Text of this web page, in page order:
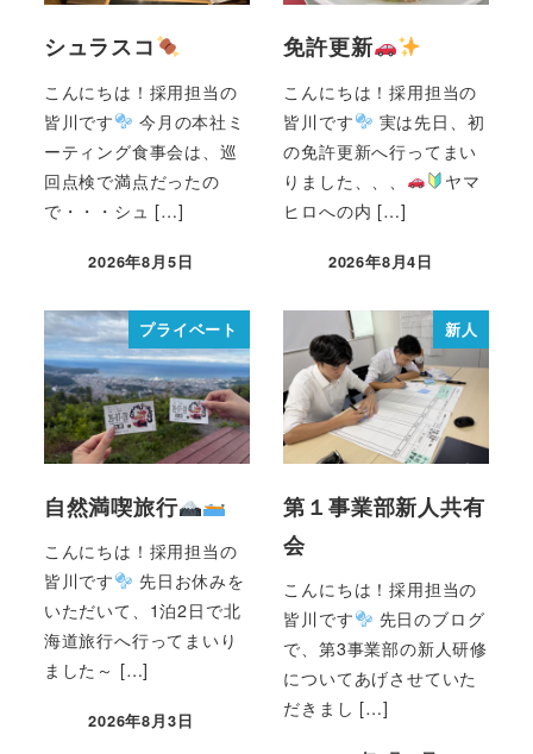
シュラスコ
こんにちは！採用担当の
皆川です
今月の本社ミ
ーティング食事会は、巡
回点検で満点だったの
で・・・シュ […]
2026年8月5日
免許更新
こんにちは！採用担当の
皆川です
実は先日、初
の免許更新へ行ってまい
りました、、、
ヤマ
ヒロへの内 […]
2026年8月4日
プライベート
自然満喫旅行
こんにちは！採用担当の
皆川です
先日お休みを
いただいて、1泊2日で北
海道旅行へ行ってまいり
ました～ […]
2026年8月3日
新人
第１事業部新人共有
会
こんにちは！採用担当の
皆川です
先日のブログ
で、第3事業部の新人研修
についてあげさせていた
だきまし […]